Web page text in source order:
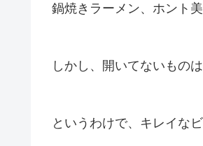
鍋焼きラーメン、ホント
しかし、開いてないものは
というわけで、キレイな